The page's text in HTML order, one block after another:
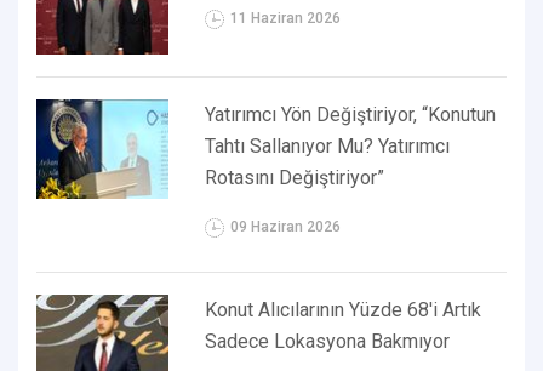
11 Haziran 2026
Yatırımcı Yön Değiştiriyor, “Konutun
Tahtı Sallanıyor Mu? Yatırımcı
Rotasını Değiştiriyor”
09 Haziran 2026
Konut Alıcılarının Yüzde 68'i Artık
Sadece Lokasyona Bakmıyor